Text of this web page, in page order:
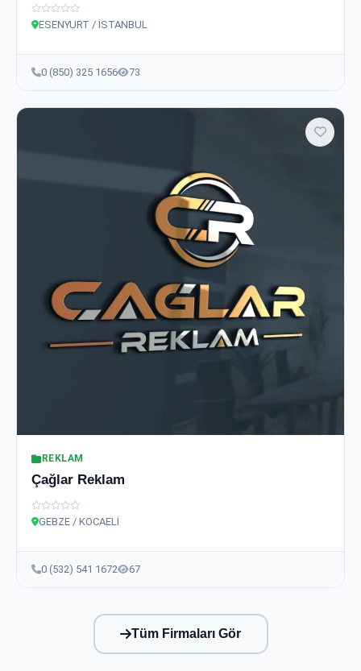
ESENYURT / İSTANBUL
0 (850) 325 1656 73
REKLAM
Çağlar Reklam
GEBZE / KOCAELİ
0 (532) 541 1672 67
Tüm Firmaları Gör